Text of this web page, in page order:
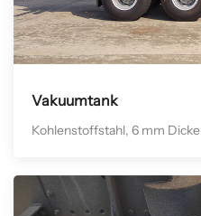
Vakuumtank
Kohlenstoffstahl, 6 mm Dicke